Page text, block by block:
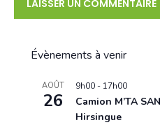
Évènements à venir
AOÛT
26
9h00 - 17h00
Camion M’TA
Hirsingue